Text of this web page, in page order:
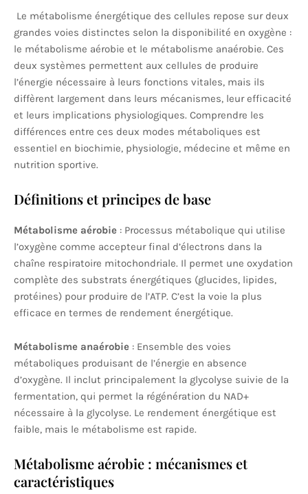
Le métabolisme énergétique des cellules repose sur deux
grandes voies distinctes selon la disponibilité en oxygène :
le métabolisme aérobie et le métabolisme anaérobie. Ces
deux systèmes permettent aux cellules de produire
l’énergie nécessaire à leurs fonctions vitales, mais ils
diffèrent largement dans leurs mécanismes, leur efficacité
et leurs implications physiologiques. Comprendre les
différences entre ces deux modes métaboliques est
essentiel en biochimie, physiologie, médecine et même en
nutrition sportive.
Définitions et principes de base
Métabolisme aérobie : Processus métabolique qui utilise
l’oxygène comme accepteur final d’électrons dans la
chaîne respiratoire mitochondriale. Il permet une oxydation
complète des substrats énergétiques (glucides, lipides,
protéines) pour produire de l’ATP. C’est la voie la plus
efficace en termes de rendement énergétique.
Métabolisme anaérobie : Ensemble des voies
métaboliques produisant de l’énergie en absence
d’oxygène. Il inclut principalement la glycolyse suivie de la
fermentation, qui permet la régénération du NAD+
nécessaire à la glycolyse. Le rendement énergétique est
faible, mais le métabolisme est rapide.
Métabolisme aérobie : mécanismes et
caractéristiques